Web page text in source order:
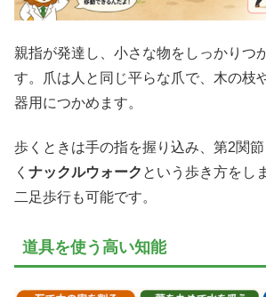
親指が発達し、小さな物をしっかりつ
す。爪は人と同じ平らな爪で、木の枝
器用につかめます。
歩くときは手の指を握り込み、第2関
く ナックルウォーク という歩き方をし
二足歩行も可能です。
道具を使う高い知能